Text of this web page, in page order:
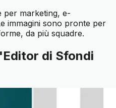
per marketing, e-
immagini sono pronte per
da più squadre.
di Sfondi